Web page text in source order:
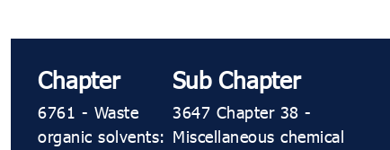
Chapter
6761 - Waste
organic solvents:
Sub Chapter
3647 Chapter 38 -
Miscellaneous chemical